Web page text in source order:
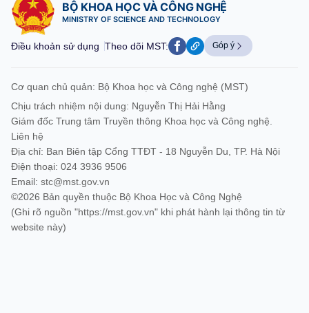
BỘ KHOA HỌC VÀ CÔNG NGHỆ
MINISTRY OF SCIENCE AND TECHNOLOGY
Điều khoản sử dụng Theo dõi MST: Góp ý
Cơ quan chủ quản: Bộ Khoa học và Công nghệ (MST)
Chịu trách nhiệm nội dung: Nguyễn Thị Hải Hằng
Giám đốc Trung tâm Truyền thông Khoa học và Công nghệ.
Liên hệ
Địa chỉ: Ban Biên tập Cổng TTĐT - 18 Nguyễn Du, TP. Hà Nội
Điện thoại: 024 3936 9506
Email: stc@mst.gov.vn
©2026 Bản quyền thuộc Bộ Khoa Học và Công Nghệ
(Ghi rõ nguồn "https://mst.gov.vn" khi phát hành lại thông tin từ
website này)